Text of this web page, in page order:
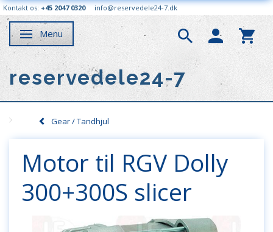
Kontakt os: +45 2047 0320 info@reservedele24-7.dk
Skifte navigation
Menu
reservedele24-7
Gear / Tandhjul
Motor til RGV Dolly
300+300S slicer